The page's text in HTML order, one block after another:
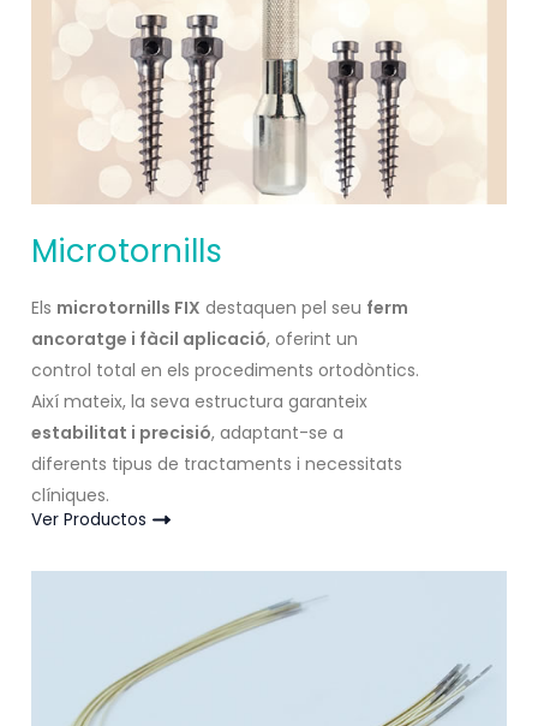
Microtornills
Els microtornills FIX destaquen pel seu ferm
ancoratge i fàcil aplicació, oferint un
control total en els procediments ortodòntics.
Així mateix, la seva estructura garanteix
estabilitat i precisió, adaptant-se a
diferents tipus de tractaments i necessitats
clíniques.
Ver Productos